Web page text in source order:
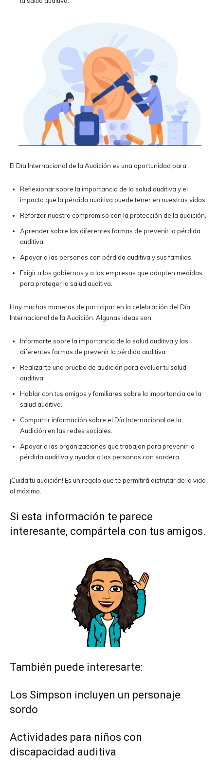
El Día Internacional de la Audición es una oportunidad para:
Reflexionar sobre la importancia de la salud auditiva y el
impacto que la pérdida auditiva puede tener en nuestras vidas.
Reforzar nuestro compromiso con la protección de la audición.
Aprender sobre las diferentes formas de prevenir la pérdida
auditiva.
Apoyar a las personas con pérdida auditiva y sus familias.
Exigir a los gobiernos y a las empresas que adopten medidas
para proteger la salud auditiva.
Hay muchas maneras de participar en la celebración del Día
Internacional de la Audición. Algunas ideas son:
Informarte sobre la importancia de la salud auditiva y las
diferentes formas de prevenir la pérdida auditiva.
Realizarte una prueba de audición para evaluar tu salud
auditiva.
Hablar con tus amigos y familiares sobre la importancia de la
salud auditiva.
Compartir información sobre el Día Internacional de la
Audición en las redes sociales.
Apoyar a las organizaciones que trabajan para prevenir la
pérdida auditiva y ayudar a las personas con sordera.
¡Cuida tu audición! Es un regalo que te permitirá disfrutar de la vida
al máximo.
Si esta información te parece
interesante, compártela con tus amigos.
También puede interesarte:
Los Simpson incluyen un personaje
sordo
Actividades para niños con
discapacidad auditiva